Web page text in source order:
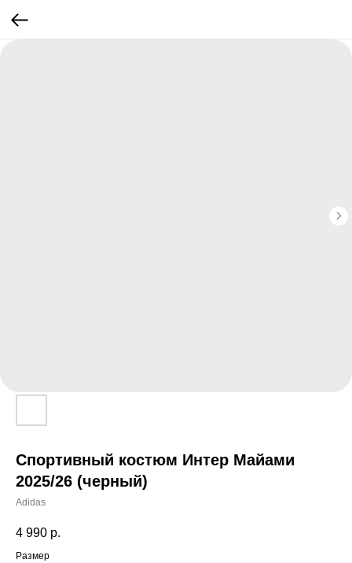
Спортивный костюм Интер Майами
2025/26 (черный)
Adidas
4 990 р.
Размер